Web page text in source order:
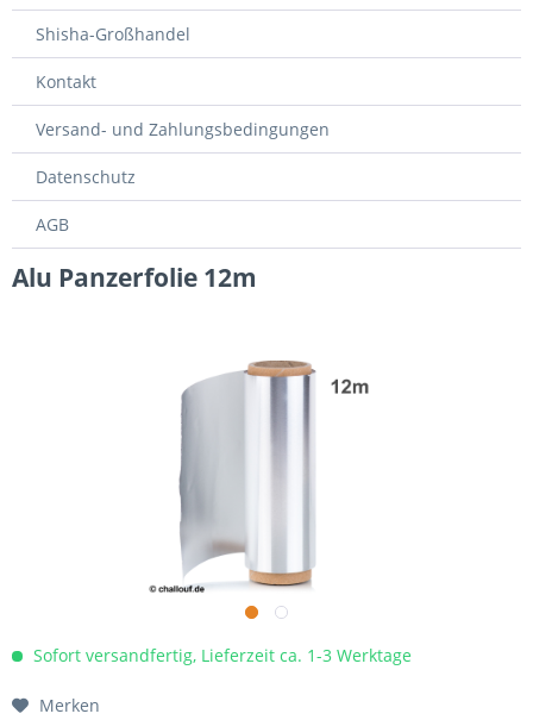
Shisha-Großhandel
Kontakt
Versand- und Zahlungsbedingungen
Datenschutz
AGB
Alu Panzerfolie 12m
Sofort versandfertig, Lieferzeit ca. 1-3 Werktage
Merken